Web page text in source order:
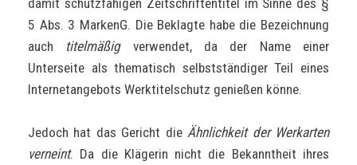
5 Abs. 3 MarkenG. Die Beklagte habe die Bezeichnung
auch titelmäßigverwendet, da der Name einer
Unterseite als thematisch selbstständiger Teil eines
Internetangebots Werktitelschutz genießen könne.
Jedoch hat das Gericht dieÄhnlichkeit der Werkarten
verneint. Da die Klägerin nicht die Bekanntheit ihres